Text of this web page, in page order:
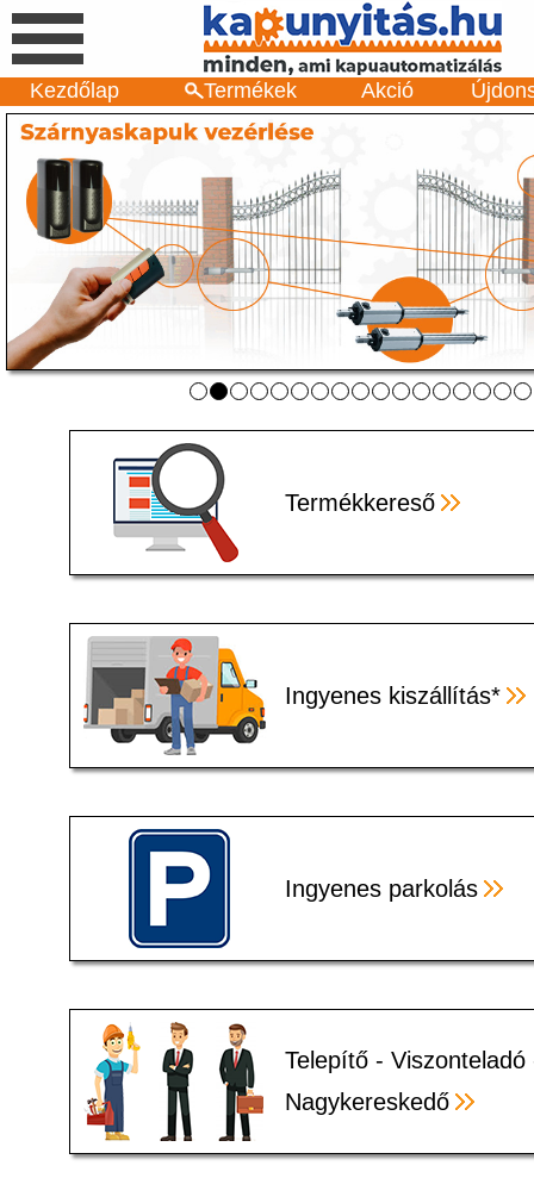
Kezdőlap Termékek Akció
Termékkereső
Ingyenes kiszállítás*
Ingyenes parkolás
Telepítő - Viszonteladó
Nagykereskedő